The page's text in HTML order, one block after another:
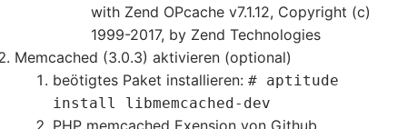
with Zend OPcache v7.1.12, Copyright (c)
1999-2017, by Zend Technologies
Memcached (3.0.3) aktivieren (optional)
beötigtes Paket installieren: # aptitude
install libmemcached-dev